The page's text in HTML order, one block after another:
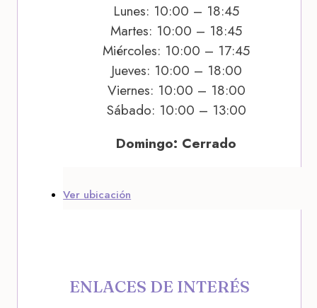
Lunes: 10:00 – 18:45
Martes: 10:00 – 18:45
Miércoles: 10:00 – 17:45
Jueves: 10:00 – 18:00
Viernes: 10:00 – 18:00
Sábado: 10:00 – 13:00
Domingo: Cerrado
Ver ubicación
ENLACES DE INTERÉS